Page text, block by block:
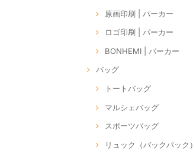
原画印刷 | パーカー
ロゴ印刷 | パーカー
BONHEMI | パーカー
バッグ
トートバッグ
マルシェバッグ
スポーツバッグ
リュック（バックパック）